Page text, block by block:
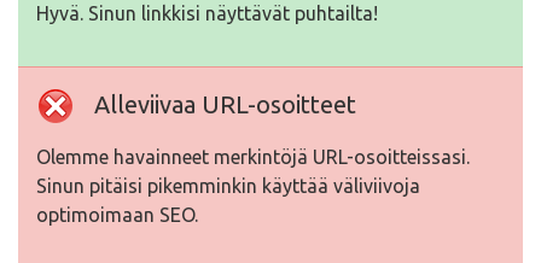
Hyvä. Sinun linkkisi näyttävät puhtailta!
Alleviivaa URL-osoitteet
Olemme havainneet merkintöjä URL-osoitteissasi.
Sinun pitäisi pikemminkin käyttää väliviivoja
optimoimaan SEO.